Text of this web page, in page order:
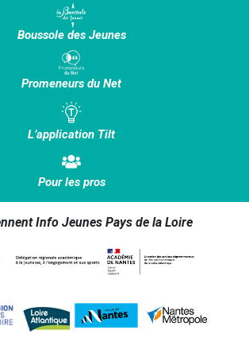
Boussole des Jeunes
Promeneurs du Net
L’application Tilt
Pour les pros
Info Jeunes Pays de la Loire